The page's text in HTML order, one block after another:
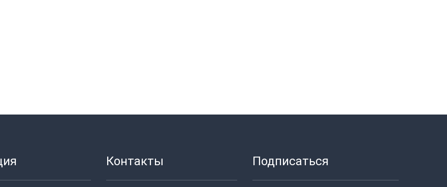
Контакты Подписаться